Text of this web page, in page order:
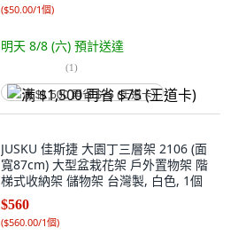
($50.00/1個)
明天 8/8 (六) 預計送達
(1)
满 $1,500 再省 $75 (王道卡)
JUSKU 佳斯捷 大園丁三層架 2106 (面
寬87cm) 大型盆栽花架 戶外置物架 階
梯式收納架 儲物架 台灣製, 白色, 1個
$560
($560.00/1個)